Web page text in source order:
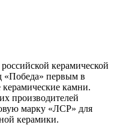
керамической
«Победа» первым в
камни.
производителей
марку «ЛСР» для
керамики.